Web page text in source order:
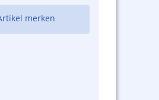
merken